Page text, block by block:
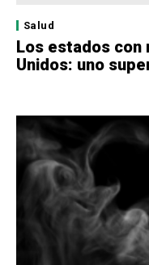
Salud
Los estados con
Unidos: uno